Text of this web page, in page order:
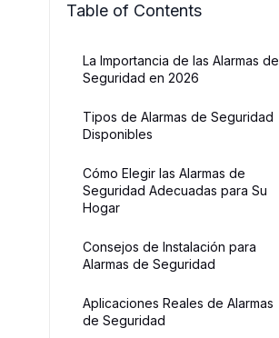
Table of Contents
La Importancia de las Alarmas de
Seguridad en 2026
Tipos de Alarmas de Seguridad
Disponibles
Cómo Elegir las Alarmas de
Seguridad Adecuadas para Su
Hogar
Consejos de Instalación para
Alarmas de Seguridad
Aplicaciones Reales de Alarmas
de Seguridad